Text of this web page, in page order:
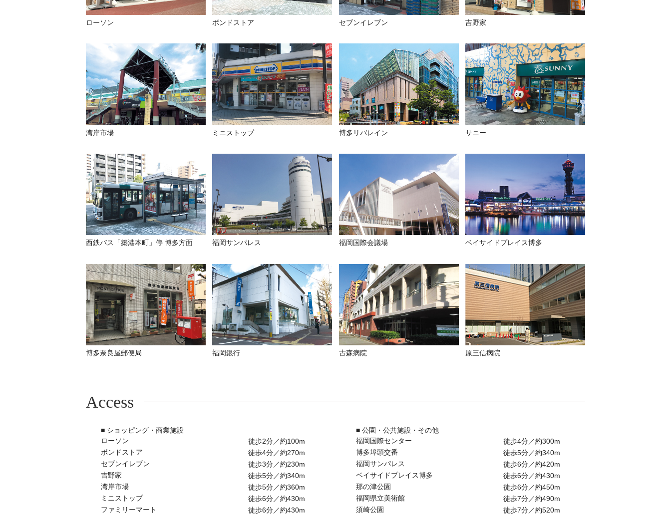
ローソン ボンドストア セブンイレブン 吉野家
湾岸市場 ミニストップ 博多リバレイン サニー
西鉄バス「築港本町」停 博多方面 福岡サンパレス 福岡国際会議場 ベイサイドプレイス博多
博多奈良屋郵便局 福岡銀行 古森病院 原三信病院
Access
■ ショッピング・商業施設
ローソン
徒歩2分／約100m
ボンドストア
徒歩4分／約270m
セブンイレブン
徒歩3分／約230m
吉野家
徒歩5分／約340m
湾岸市場
徒歩5分／約360m
ミニストップ
徒歩6分／約430m
ファミリーマート
徒歩6分／約430m
■ 公園・公共施設・その他
福岡国際センター
徒歩4分／約300m
博多埠頭交番
徒歩5分／約340m
福岡サンパレス
徒歩6分／約420m
ベイサイドプレイス博多
徒歩6分／約430m
那の津公園
徒歩6分／約450m
福岡県立美術館
徒歩7分／約490m
須崎公園
徒歩7分／約520m